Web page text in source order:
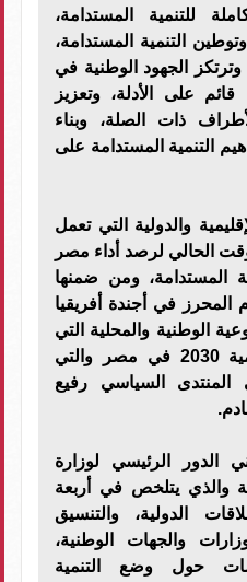
للتنمية المستدامة،
التنمية المستدامة،
وترتكز الجهود الوطنية في
على الأدلة، وتعزيز
ذات الصلة، وبناء
التنمية المستدامة على
والدولية التي تعمل
الحالي لرصد أداء مصر
المستدامة، ومن ضمنها
المحرز في أجندة أفريقيا
الوطنية والمحلية التي
تناقش وضع الأجندة الأممية 2030 في مصر والتي
المنتدى السياسي رفيع
الدور الرئيسي لوزارة
والذي يتلخص في أربعة
الدولية، والتنسيق
والجهات الوطنية،
حول وضع التنمية